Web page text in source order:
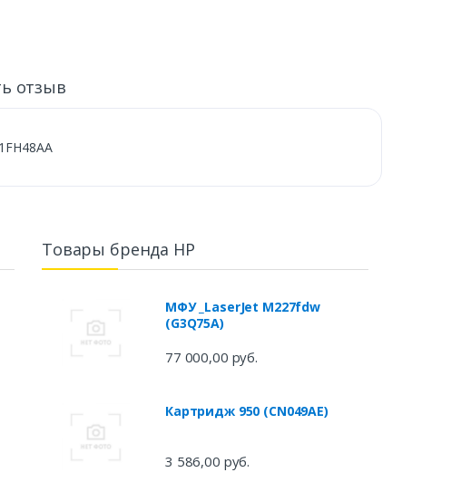
отзыв
Товары бренда HP
МФУ _LaserJet M227fdw
(G3Q75A)
77 000,00 руб.
Картридж 950 (CN049AE)
3 586,00 руб.